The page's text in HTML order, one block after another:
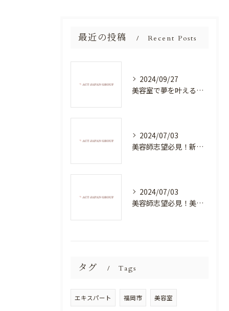
最近の投稿 Recent Posts
2024/09/27
美容室で夢を叶える！自分を磨く新たなチャンス
2024/07/03
美容師志望必見！新たな価値を創造する美容室でハイレベルな技術を学べる環境
2024/07/03
美容師志望必見！美容室NEWSTANDARDで最高のスキルアップを目指そう！
タグ Tags
エキスパート 福岡市 美容室